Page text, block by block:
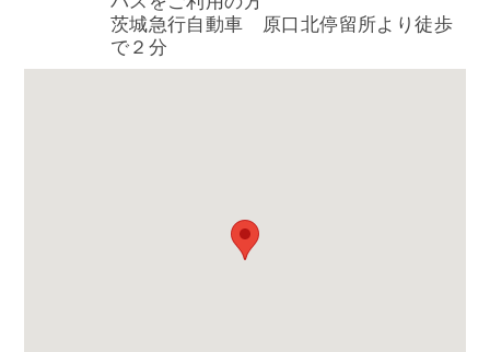
茨城急行自動車 原口北停留所より徒歩
で２分